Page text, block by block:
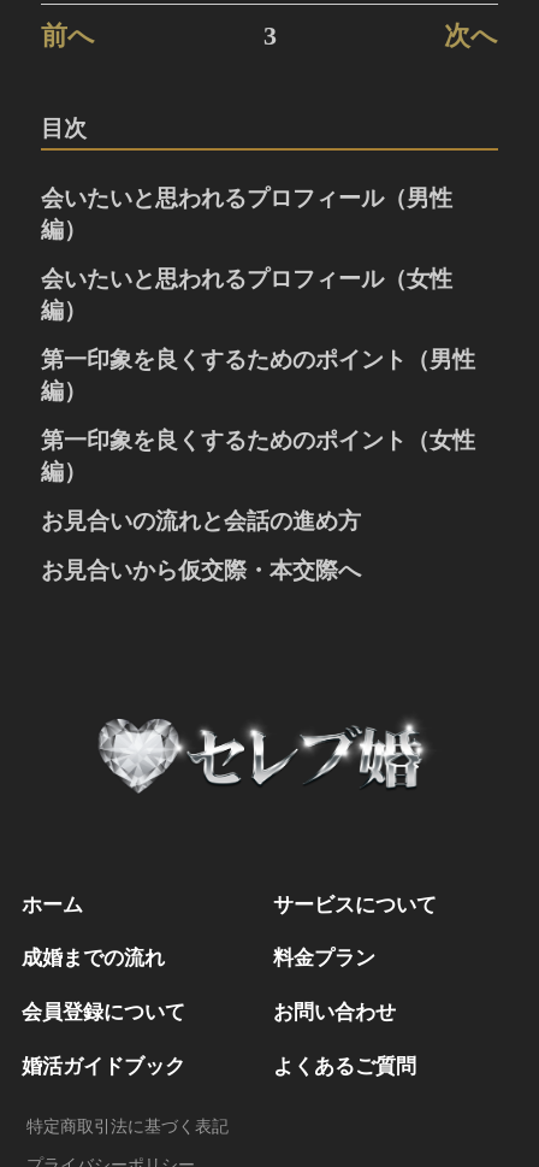
目次
会いたいと思われるプロフィール（男性
編）
婚活におけるプロフィールとは
人の心を捉える笑顔の写真
お写真のポイント
趣味や休日の過ごし方
お相手への希望
会いたいと思われるプロフィール（女性
編）
婚活におけるプロフィールとは
人の心を捉える笑顔の写真
お写真のポイント
趣味や休日の過ごし方
お相手への希望
第一印象を良くするためのポイント（男性
編）
「清潔感」と「誠実さ」が大切
お見合いでの表情と声のポイント
服装、髪型、爪、髭のポイント
第一印象を良くするためのポイント（女性
編）
表情、声、姿勢のポイント
服装のポイント
お見合いの流れと会話の進め方
お見合い成立後の準備
お見合いから仮交際・本交際へ
前へ 3 次へ
ホーム サービスについて
成婚までの流れ 料金プラン
会員登録について お問い合わせ
婚活ガイドブック よくあるご質問
特定商取引法に基づく表記